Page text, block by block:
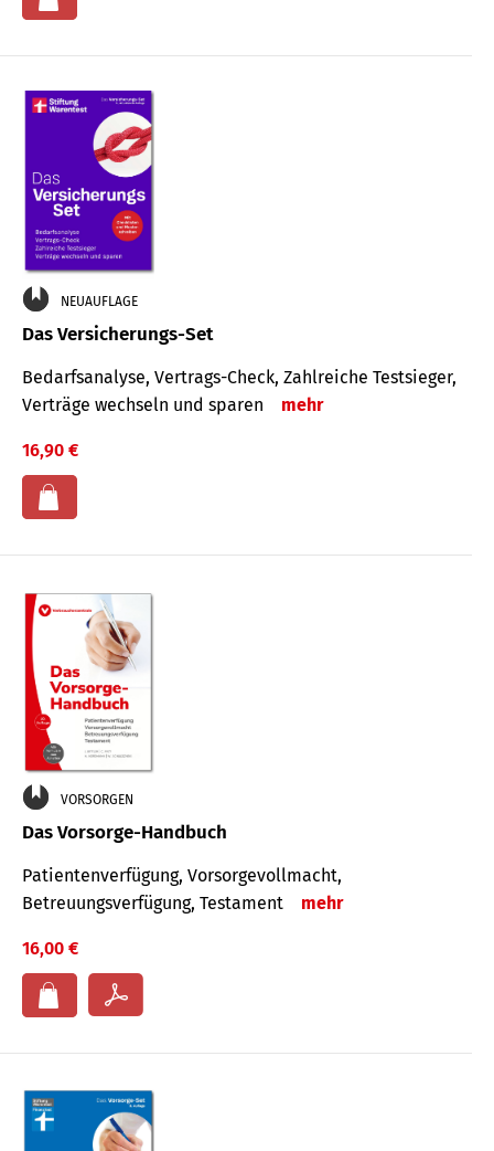
NEUAUFLAGE
Das Versicherungs-Set
Bedarfsanalyse, Vertrags-Check, Zahlreiche Testsieger,
Verträge wechseln und sparen
mehr
16,90 €
VORSORGEN
Das Vorsorge-Handbuch
Patientenverfügung, Vorsorgevollmacht,
Betreuungsverfügung, Testament
mehr
16,00 €